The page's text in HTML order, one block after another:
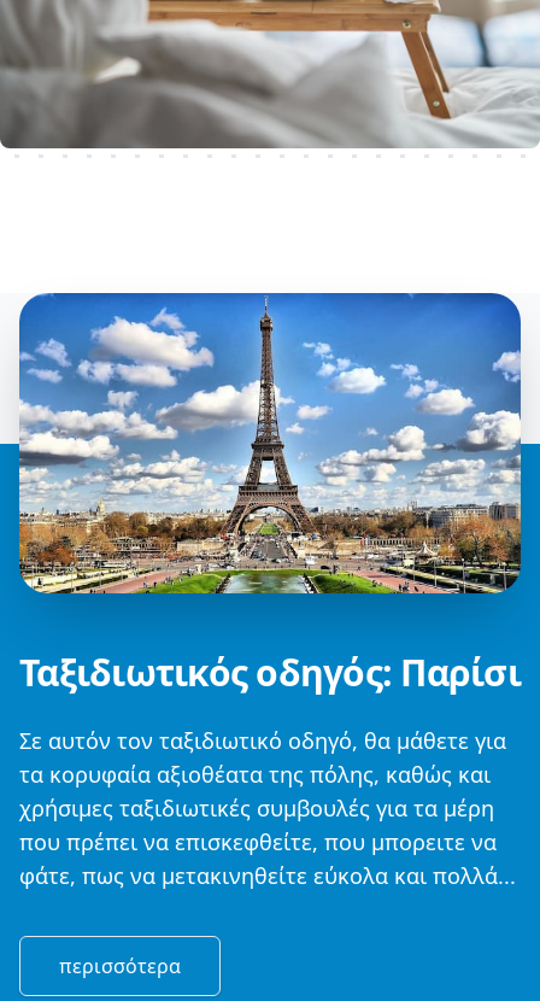
Ταξιδιωτικός οδηγός: Παρίσι
Σε αυτόν τον ταξιδιωτικό οδηγό, θα μάθετε για
τα κορυφαία αξιοθέατα της πόλης, καθώς και
χρήσιμες ταξιδιωτικές συμβουλές για τα μέρη
που πρέπει να επισκεφθείτε, που μπορειτε να
φάτε, πως να μετακινηθείτε εύκολα και πολλά...
περισσότερα